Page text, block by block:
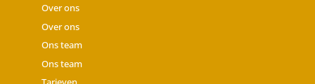
Over ons
Over ons
Ons team
Ons team